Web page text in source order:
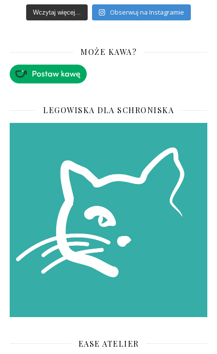
Wczytaj więcej... Obserwuj na Instagramie
MOŻE KAWA?
LEGOWISKA DLA SCHRONISKA
EASE ATELIER